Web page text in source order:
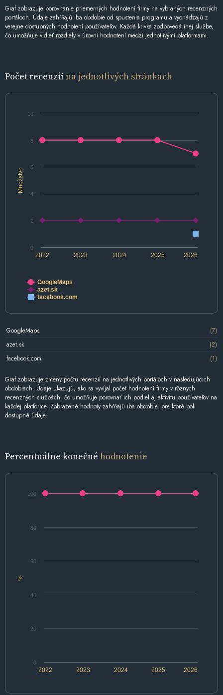
Graf zobrazuje porovnanie priemerných hodnotení firmy na vybraných recenzných
portáloch. Údaje zahŕňajú iba obdobie od spustenia programu a vychádzajú z
verejne dostupných hodnotení používateľov. Každá krivka zodpovedá inej službe,
čo umožňuje vidieť rozdiely v úrovni hodnotení medzi jednotlivými platformami.
Počet recenziína jednotlivých stránkach
Množstvo
2022 2024 2026
2023 2025
0
2
4
6
8
10
GoogleMaps
azet.sk
facebook.com
GoogleMaps
(7)
azet.sk
(2)
facebook.com
(1)
Graf zobrazuje zmeny počtu recenzií na jednotlivých portáloch v nasledujúcich
obdobiach. Údaje ukazujú, ako sa vyvíjal počet hodnotení firmy v rôznych
recenzných službách, čo umožňuje porovnať ich podiel aj aktivitu používateľov na
každej platforme. Zobrazené hodnoty zahŕňajú iba obdobie, pre ktoré boli
dostupné údaje.
Percentuálne konečné hodnotenie
%
2022 2024 2026
2023 2025
0
20
40
60
80
100